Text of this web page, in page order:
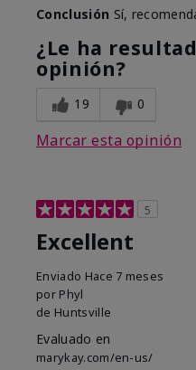
Conclusión Sí,
¿Le ha
opinión?
19 0
Marcar esta opinión
5
Excellent
Enviado Hace 7 meses
por Phyl
de Huntsville
Evaluado en
marykay.com/en-us/